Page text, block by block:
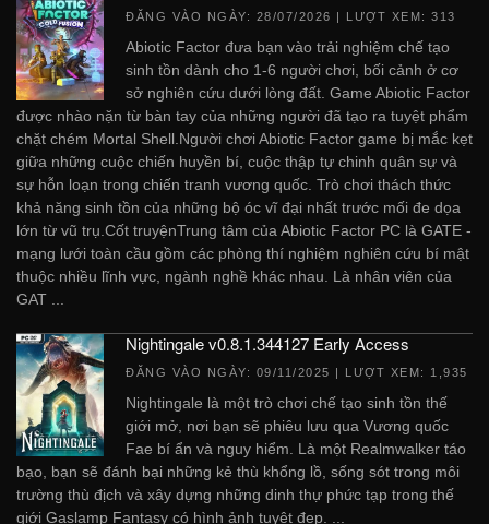
ĐĂNG VÀO NGÀY: 28/07/2026 | LƯỢT XEM: 313
Abiotic Factor đưa bạn vào trải nghiệm chế tạo
sinh tồn dành cho 1-6 người chơi, bối cảnh ở cơ
sở nghiên cứu dưới lòng đất. Game Abiotic Factor
được nhào nặn từ bàn tay của những người đã tạo ra tuyệt phẩm
chặt chém Mortal Shell.Người chơi Abiotic Factor game bị mắc kẹt
giữa những cuộc chiến huyền bí, cuộc thập tự chinh quân sự và
sự hỗn loạn trong chiến tranh vương quốc. Trò chơi thách thức
khả năng sinh tồn của những bộ óc vĩ đại nhất trước mối đe dọa
lớn từ vũ trụ.Cốt truyệnTrung tâm của Abiotic Factor PC là GATE -
mạng lưới toàn cầu gồm các phòng thí nghiệm nghiên cứu bí mật
thuộc nhiều lĩnh vực, ngành nghề khác nhau. Là nhân viên của
GAT ...
Nightingale v0.8.1.344127 Early Access
ĐĂNG VÀO NGÀY: 09/11/2025 | LƯỢT XEM: 1,935
Nightingale là một trò chơi chế tạo sinh tồn thế
giới mở, nơi bạn sẽ phiêu lưu qua Vương quốc
Fae bí ẩn và nguy hiểm. Là một Realmwalker táo
bạo, bạn sẽ đánh bại những kẻ thù khổng lồ, sống sót trong môi
trường thù địch và xây dựng những dinh thự phức tạp trong thế
giới Gaslamp Fantasy có hình ảnh tuyệt đẹp. ...